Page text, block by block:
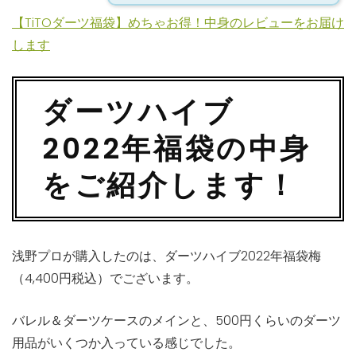
【TiTOダーツ福袋】めちゃお得！中身のレビューをお届け
します
ダーツハイブ
2022年福袋の中身
をご紹介します！
浅野プロが購入したのは、ダーツハイブ2022年福袋梅
（4,400円税込）でございます。
バレル＆ダーツケースのメインと、500円くらいのダーツ
用品がいくつか入っている感じでした。